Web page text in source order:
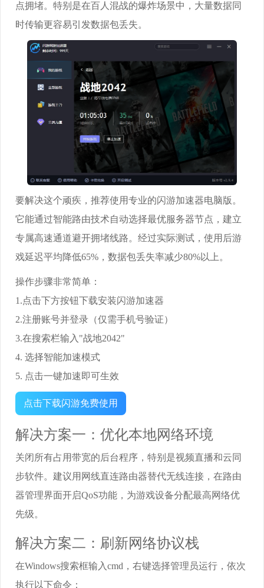
点拥堵。特别是在百人混战的爆炸场景中，大量数据同
时传输更容易引发数据包丢失。
要解决这个顽疾，推荐使用专业的闪游加速器电脑版。
它能通过智能路由技术自动选择最优服务器节点，建立
专属高速通道避开拥堵线路。经过实际测试，使用后游
戏延迟平均降低65%，数据包丢失率减少80%以上。
操作步骤非常简单：
1.点击下方按钮下载安装闪游加速器
2.注册账号并登录（仅需手机号验证）
3.在搜索栏输入"战地2042"
4. 选择智能加速模式
5. 点击一键加速即可生效
点击下载闪游免费使用
解决方案一：优化本地网络环境
关闭所有占用带宽的后台程序，特别是视频直播和云同
步软件。建议用网线直连路由器替代无线连接，在路由
器管理界面开启QoS功能，为游戏设备分配最高网络优
先级。
解决方案二：刷新网络协议栈
在Windows搜索框输入cmd，右键选择管理员运行，依次
执行以下命令：